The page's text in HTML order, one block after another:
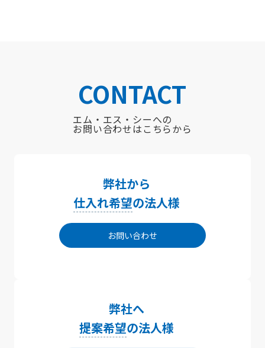
CONTACT
エム・エス・シーへの
お問い合わせはこちらから
弊社から
仕入れ希望の法人様
お問い合わせ
弊社へ
提案希望の法人様